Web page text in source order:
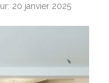
20 janvier 2025